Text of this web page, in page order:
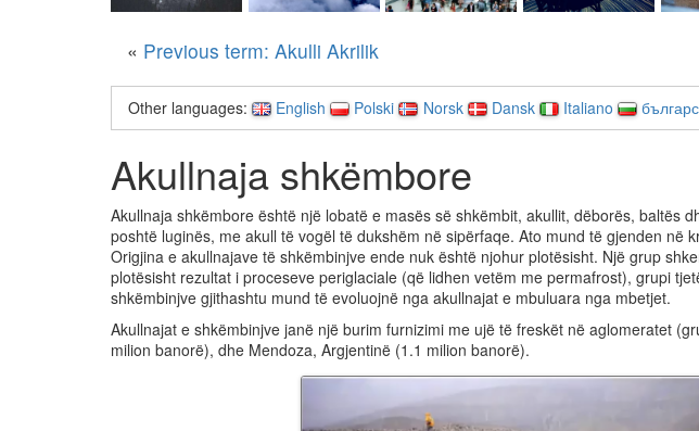
« Previous term: Akulli Akrilik
Other languages: English Polski Norsk Dansk Italiano
Akullnaja shkëmbore
Akullnaja shkëmbore është një lobatë e masës së shkëmbit, akullit, dëborës, baltës
poshtë luginës, me akull të vogël të dukshëm në sipërfaqe. Ato mund të gjenden në
Origjina e akullnajave të shkëmbinjve ende nuk është njohur plotësisht. Një grup
plotësisht rezultat i proceseve periglaciale (që lidhen vetëm me permafrost), grupi
shkëmbinjve gjithashtu mund të evoluojnë nga akullnajat e mbuluara nga mbetjet.
Akullnajat e shkëmbinjve janë një burim furnizimi me ujë të freskët në aglomeratet
milion banorë), dhe Mendoza, Argjentinë (1.1 milion banorë).